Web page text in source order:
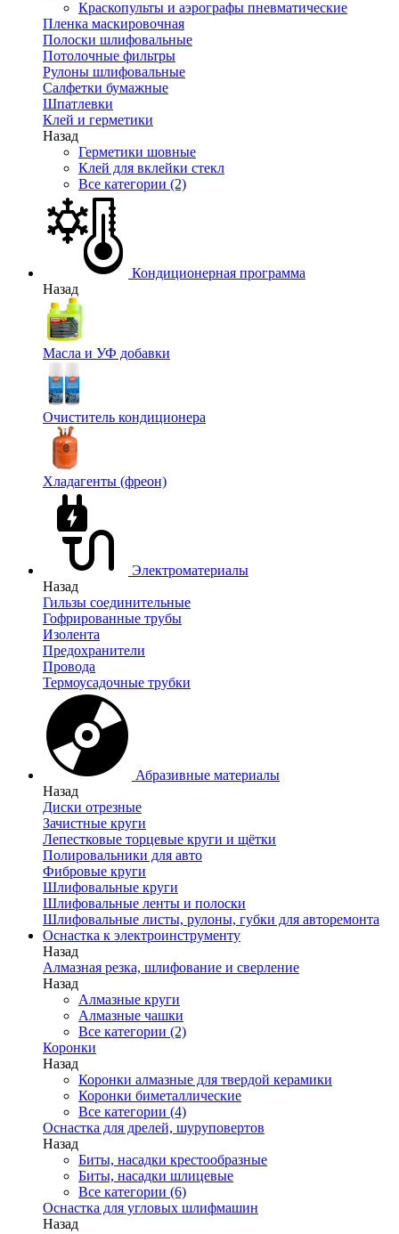
Краскопульты и аэрографы пневматические
Пленка маскировочная
Полоски шлифовальные
Потолочные фильтры
Рулоны шлифовальные
Салфетки бумажные
Шпатлевки
Клей и герметики
Назад
Герметики шовные
Клей для вклейки стекл
Все категории (2)
Кондиционерная программа
Назад
Масла и УФ добавки
Очиститель кондиционера
Хладагенты (фреон)
Электроматериалы
Назад
Гильзы соединительные
Гофрированные трубы
Изолента
Предохранители
Провода
Термоусадочные трубки
Абразивные материалы
Назад
Диски отрезные
Зачистные круги
Лепестковые торцевые круги и щётки
Полировальники для авто
Фибровые круги
Шлифовальные круги
Шлифовальные ленты и полоски
Шлифовальные листы, рулоны, губки для авторемонта
Оснастка к электроинструменту
Назад
Алмазная резка, шлифование и сверление
Назад
Алмазные круги
Алмазные чашки
Все категории (2)
Коронки
Назад
Коронки алмазные для твердой керамики
Коронки биметаллические
Все категории (4)
Оснастка для дрелей, шуруповертов
Назад
Биты, насадки крестообразные
Биты, насадки шлицевые
Все категории (6)
Оснастка для угловых шлифмашин
Назад